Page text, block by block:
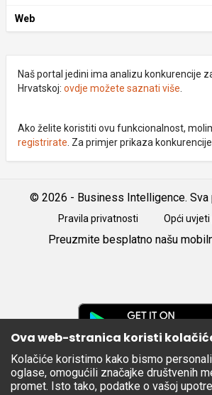
Web
Naš portal jedini ima analizu konkurencije
Hrvatskoj: ovdje možete saznati više
Ako želite koristiti ovu funkcionalnost,
registrirate . Za primjer prikaza konkurencije
© 2026 - Business Intelligence. Sva
Pravila privatnosti Opći
Preuzmite besplatno našu
Apple
Store
Ova web-stranica koristi
Kolačiće koristimo kako bismo
oglase, omogućili značajke društvenih
promet. Isto tako, podatke o vašoj